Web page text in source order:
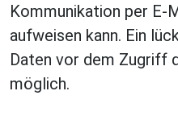
Kommunikation per E-
aufweisen kann. Ein
Daten vor dem Zugriff
möglich.